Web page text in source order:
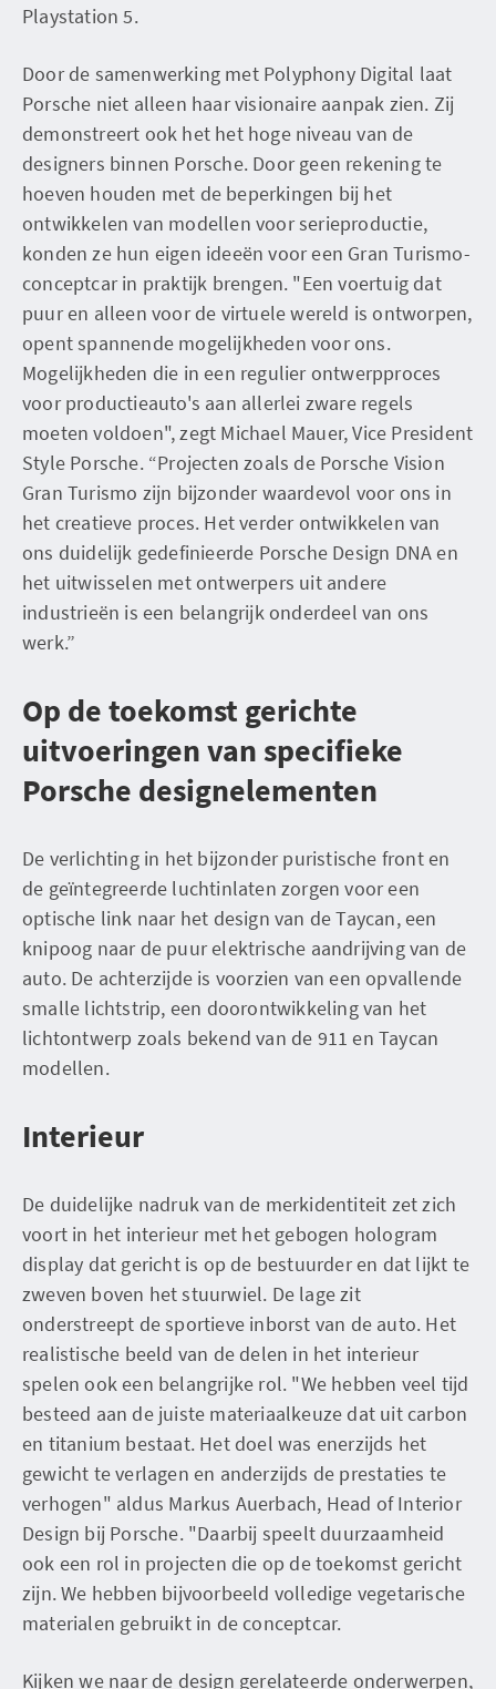
Playstation 5.
Door de samenwerking met Polyphony Digital laat
Porsche niet alleen haar visionaire aanpak zien. Zij
demonstreert ook het het hoge niveau van de
designers binnen Porsche. Door geen rekening te
hoeven houden met de beperkingen bij het
ontwikkelen van modellen voor serieproductie,
konden ze hun eigen ideeën voor een Gran Turismo-
conceptcar in praktijk brengen. "Een voertuig dat
puur en alleen voor de virtuele wereld is ontworpen,
opent spannende mogelijkheden voor ons.
Mogelijkheden die in een regulier ontwerpproces
voor productieauto's aan allerlei zware regels
moeten voldoen", zegt Michael Mauer, Vice President
Style Porsche. “Projecten zoals de Porsche Vision
Gran Turismo zijn bijzonder waardevol voor ons in
het creatieve proces. Het verder ontwikkelen van
ons duidelijk gedefinieerde Porsche Design DNA en
het uitwisselen met ontwerpers uit andere
industrieën is een belangrijk onderdeel van ons
werk.”
Op de toekomst gerichte
uitvoeringen van specifieke
Porsche designelementen
De verlichting in het bijzonder puristische front en
de geïntegreerde luchtinlaten zorgen voor een
optische link naar het design van de Taycan, een
knipoog naar de puur elektrische aandrijving van de
auto. De achterzijde is voorzien van een opvallende
smalle lichtstrip, een doorontwikkeling van het
lichtontwerp zoals bekend van de 911 en Taycan
modellen.
Interieur
De duidelijke nadruk van de merkidentiteit zet zich
voort in het interieur met het gebogen hologram
display dat gericht is op de bestuurder en dat lijkt te
zweven boven het stuurwiel. De lage zit
onderstreept de sportieve inborst van de auto. Het
realistische beeld van de delen in het interieur
spelen ook een belangrijke rol. "We hebben veel tijd
besteed aan de juiste materiaalkeuze dat uit carbon
en titanium bestaat. Het doel was enerzijds het
gewicht te verlagen en anderzijds de prestaties te
verhogen" aldus Markus Auerbach, Head of Interior
Design bij Porsche. "Daarbij speelt duurzaamheid
ook een rol in projecten die op de toekomst gericht
zijn. We hebben bijvoorbeeld volledige vegetarische
materialen gebruikt in de conceptcar.
Kijken we naar de design gerelateerde onderwerpen,